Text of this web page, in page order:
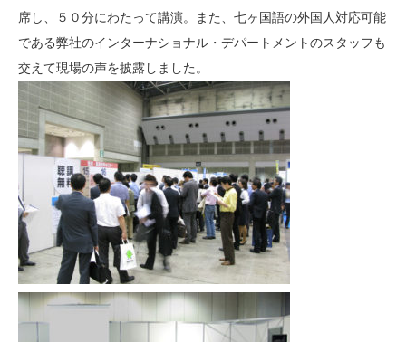
席し、５０分にわたって講演。また、七ヶ国語の外国人対応可能
である弊社のインターナショナル・デパートメントのスタッフも
交えて現場の声を披露しました。